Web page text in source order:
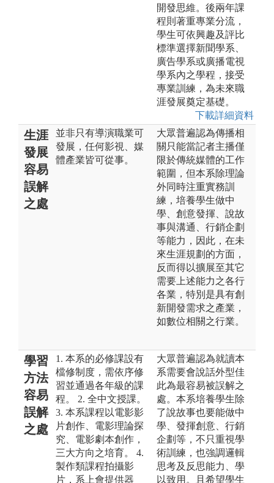
開發思維。後兩年課
程則著重專業分流，
學生可依興趣及評比
標準選擇新聞學系、
廣告學系或廣播電視
學系內之學程，接受
專業訓練，為未來職
涯發展奠定基礎。
下載詳細資料
生涯
發展
容易
誤解
之處
並非只有導演職業可
發展，任何影視、媒
體產業皆可從事。
大眾普遍認為傳播相
關只能當記者主播僅
限於傳統媒體的工作
範圍，但本系除理論
外同時注重實務訓
練，培養學生做中
學、創意發揮、說故
事與溝通、行銷企劃
等能力，因此，在未
來生涯規劃的方面，
反而得以擴展至其它
需要上述能力之各行
各業，特別是具有創
新開發需求之產業，
如數位相關之行業。
學習
方法
容易
誤解
之處
1. 本系的必修課設有
檔修制度，需依序修
習並通過各年級的課
程。 2. 全中文授課。
3. 本系課程以電影影
片創作、電影理論探
究、電影劇本創作，
三大方向之培育。 4.
製作類課程拍攝影
片，系上會提供器
大眾普遍認為就讀本
系需要會說話外型佳
此為最容易被誤解之
處。本系培養學生除
了說故事也要能做中
學、發揮創意、行銷
企劃等，不只重視學
術訓練，也強調邏輯
思考及反思能力、學
以致用。且希望學生